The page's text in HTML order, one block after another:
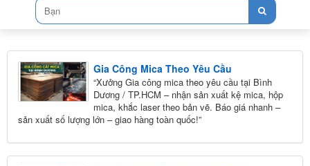
Gia Công Mica Theo Yêu Cầu
“Xưởng Gia công mica theo yêu cầu tại Bình
Dương / TP.HCM – nhận sản xuất kệ mica, hộp
mica, khắc laser theo bản vẽ. Báo giá nhanh –
sản xuất số lượng lớn – giao hàng toàn quốc!”